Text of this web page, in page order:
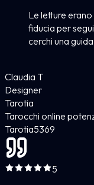
Le letture
fiducia per
cerchi una
Claudia T
Designer
Tarotia
Tarocchi online
Tarotia5369
5